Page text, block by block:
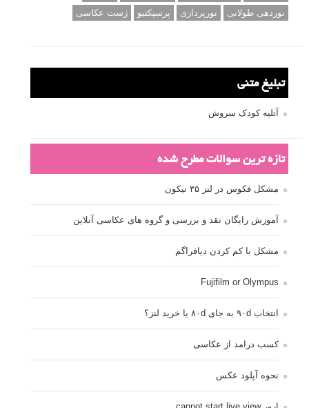
نوردهی طولانی
نورپردازی پرسپکتیو ژست عکاسی
تبلیغ متنی
آتلیه کودک سروش
تازه ترین سوالات مطرح شده
مشکل فکوس در لنز ۳۵ نیکون
آموزش رایگان نقد و بررسی و گروه های عکاسی آنلاین
مشکل با کم کردن دیافراگم
Fujifilm or Olympus
انتخاب ۹۰d به جای ۸۰d یا خرید لنز؟
کسب درامد از عکاسی
نحوه آپلود عکس